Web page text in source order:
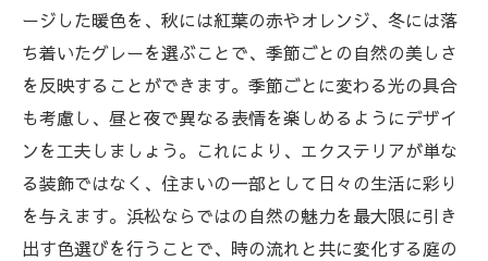
ージした暖色を、秋には紅葉の赤やオレンジ、冬には落
ち着いたグレーを選ぶことで、季節ごとの自然の美しさ
を反映することができます。季節ごとに変わる光の具合
も考慮し、昼と夜で異なる表情を楽しめるようにデザイ
ンを工夫しましょう。これにより、エクステリアが単な
る装飾ではなく、住まいの一部として日々の生活に彩り
を与えます。浜松ならではの自然の魅力を最大限に引き
出す色選びを行うことで、時の流れと共に変化する庭の